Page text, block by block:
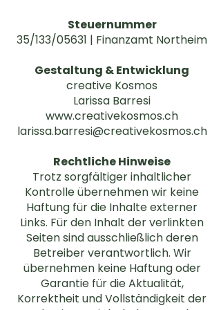
Steuernummer
35/133/05631 | Finanzamt Northeim
Gestaltung & Entwicklung
creative Kosmos
Larissa Barresi
www.creativekosmos.ch
larissa.barresi@creativekosmos.ch
Rechtliche Hinweise
Trotz sorgfältiger inhaltlicher
Kontrolle übernehmen wir keine
Haftung für die Inhalte externer
Links. Für den Inhalt der verlinkten
Seiten sind ausschließlich deren
Betreiber verantwortlich. Wir
übernehmen keine Haftung oder
Garantie für die Aktualität,
Korrektheit und Vollständigkeit der